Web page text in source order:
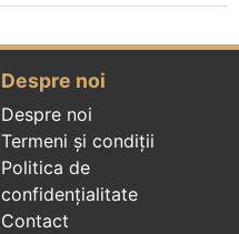
Despre noi
Despre noi
Termeni și condiții
Politica de
confidenţialitate
Contact